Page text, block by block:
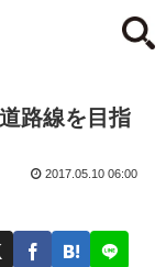
路線を目指
2017.05.10 06:00